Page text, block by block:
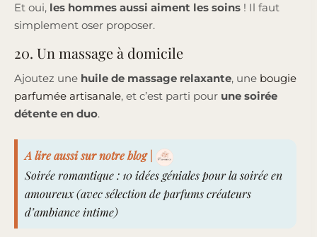
Et oui, les hommes aussi aiment les soins ! Il faut
simplement oser proposer.
20. Un massage à domicile
Ajoutez une huile de massage relaxante, une bougie
parfumée artisanale, et c’est parti pour une soirée
détente en duo.
A lire aussi sur notre blog |
Soirée romantique : 10 idées géniales pour la soirée en
amoureux (avec sélection de parfums créateurs
d’ambiance intime)